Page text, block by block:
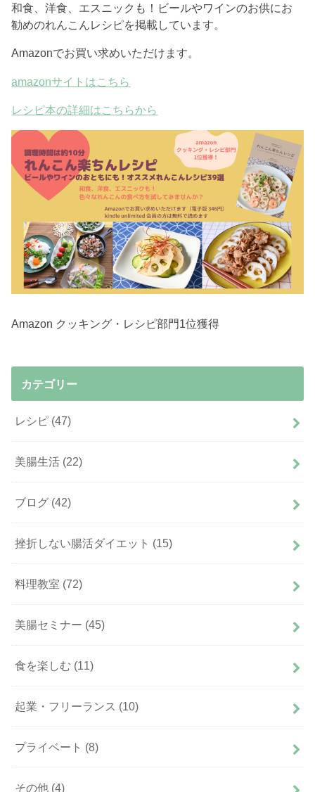
和食、洋食、エスニックも！ビールやワインのお供にお
勧めのれんこんレシピを掲載しています。
Amazonでお買い求めいただけます。
amazonサイトはこちら
レシピ本の詳細はこちらから
Amazon クッキング・レシピ部門1位獲得
カテゴリー
レシピ (47)
美腸生活 (22)
ブログ (42)
挫折しない腸活ダイエット (15)
料理教室 (72)
美腸セミナー (45)
食を楽しむ (11)
起業・フリーランス (10)
プライベート (8)
その他 (4)